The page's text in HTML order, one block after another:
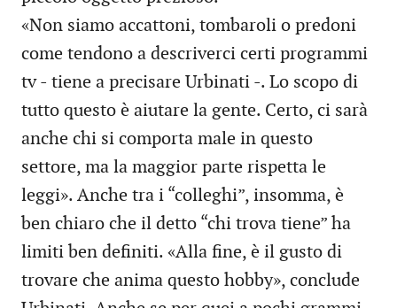
«Non siamo accattoni, tombaroli o predoni
come tendono a descriverci certi programmi
tv - tiene a precisare Urbinati -. Lo scopo di
tutto questo è aiutare la gente. Certo, ci sarà
anche chi si comporta male in questo
settore, ma la maggior parte rispetta le
leggi». Anche tra i “colleghi”, insomma, è
ben chiaro che il detto “chi trova tiene” ha
limiti ben definiti. «Alla fine, è il gusto di
trovare che anima questo hobby», conclude